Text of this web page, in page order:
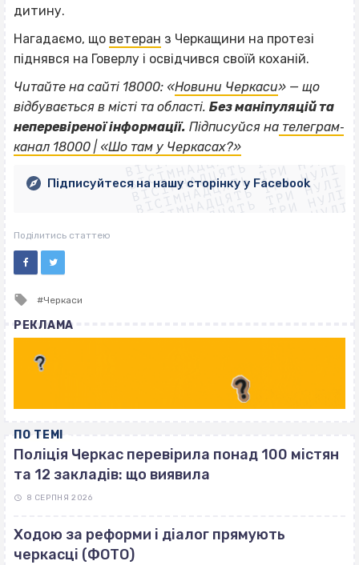
дитину.
Нагадаємо, що ветеран з Черкащини на протезі
піднявся на Говерлу і освідчився своїй коханій.
Читайте на сайті 18000: «Новини Черкаси» — що
відбувається в місті та області. Без маніпуляцій та
неперевіреної інформації. Підписуйся на телеграм‐
канал 18000 | «Шо там у Черкасах?»
ВІСІМНАДЦЯТЬ ТРИ НУЛІ
ВІСІМНАДЦЯТЬ ТРИ НУЛІ
ВІСІМНАДЦЯТЬ ТРИ НУЛІ
ВІСІМНАДЦЯТЬ ТРИ НУЛІ
ВІСІМНАДЦЯТЬ ТРИ НУЛІ
ВІСІМНАДЦЯТЬ ТРИ НУЛІ
ВІСІМНАДЦЯТЬ ТРИ НУЛІ
ВІСІМНАДЦЯТЬ ТРИ НУЛІ
Підписуйтеся на нашу сторінку у Facebook
Поділитись статтею
Tagged
Черкаси
РЕКЛАМА
ПО ТЕМІ
Поліція Черкас перевірила понад 100 містян
та 12 закладів: що виявила
8 СЕРПНЯ 2026
Ходою за реформи і діалог прямують
черкасці (ФОТО)